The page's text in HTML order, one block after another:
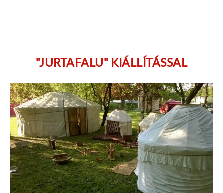
"JURTAFALU" KIÁLLÍTÁSSAL